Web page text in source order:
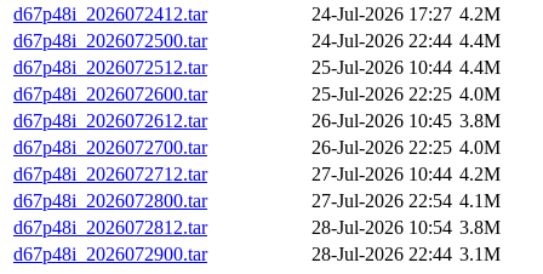
d67p48i_2026072412.tar
24-Jul-2026 17:27 4.2M
d67p48i_2026072500.tar
24-Jul-2026 22:44 4.4M
d67p48i_2026072512.tar
25-Jul-2026 10:44 4.4M
d67p48i_2026072600.tar
25-Jul-2026 22:25 4.0M
d67p48i_2026072612.tar
26-Jul-2026 10:45 3.8M
d67p48i_2026072700.tar
26-Jul-2026 22:25 4.0M
d67p48i_2026072712.tar
27-Jul-2026 10:44 4.2M
d67p48i_2026072800.tar
27-Jul-2026 22:54 4.1M
d67p48i_2026072812.tar
28-Jul-2026 10:54 3.8M
d67p48i_2026072900.tar
28-Jul-2026 22:44 3.1M